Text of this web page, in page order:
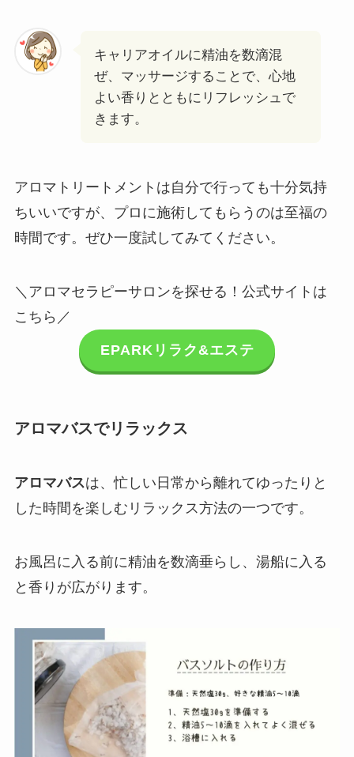
キャリアオイルに精油を数滴混
ぜ、マッサージすることで、心地
よい香りとともにリフレッシュで
きます。
アロマトリートメントは自分で行っても十分気持
ちいいですが、プロに施術してもらうのは至福の
時間です。ぜひ一度試してみてください。
＼アロマセラピーサロンを探せる！公式サイトは
こちら／
EPARKリラク&エステ
アロマバスでリラックス
アロマバスは、忙しい日常から離れてゆったりと
した時間を楽しむリラックス方法の一つです。
お風呂に入る前に精油を数滴垂らし、湯船に入る
と香りが広がります。